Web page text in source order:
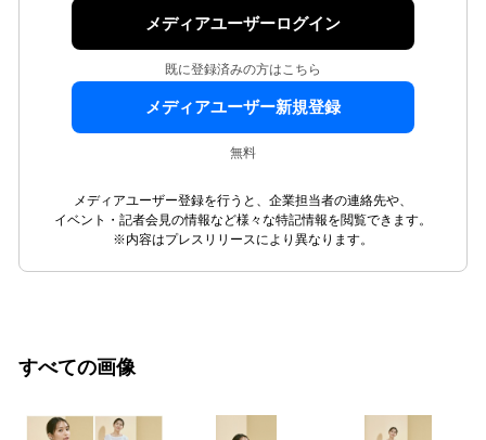
メディアユーザーログイン
既に登録済みの方はこちら
メディアユーザー新規登録
無料
メディアユーザー登録を行うと、企業担当者の連絡先や、
イベント・記者会見の情報など様々な特記情報を閲覧できます。
※内容はプレスリリースにより異なります。
すべての画像